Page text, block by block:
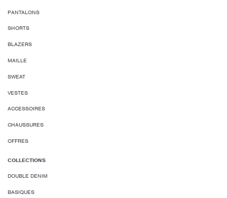
PANTALONS
SHORTS
BLAZERS
MAILLE
SWEAT
VESTES
ACCESSOIRES
CHAUSSURES
OFFRES
COLLECTIONS
DOUBLE DENIM
BASIQUES